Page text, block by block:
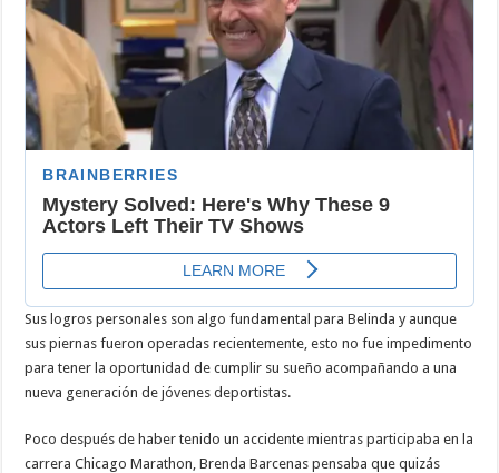
Sus logros personales son algo fundamental para Belinda y aunque
sus piernas fueron operadas recientemente, esto no fue impedimento
para tener la oportunidad de cumplir su sueño acompañando a una
nueva generación de jóvenes deportistas.
Poco después de haber tenido un accidente mientras participaba en la
carrera Chicago Marathon, Brenda Barcenas pensaba que quizás